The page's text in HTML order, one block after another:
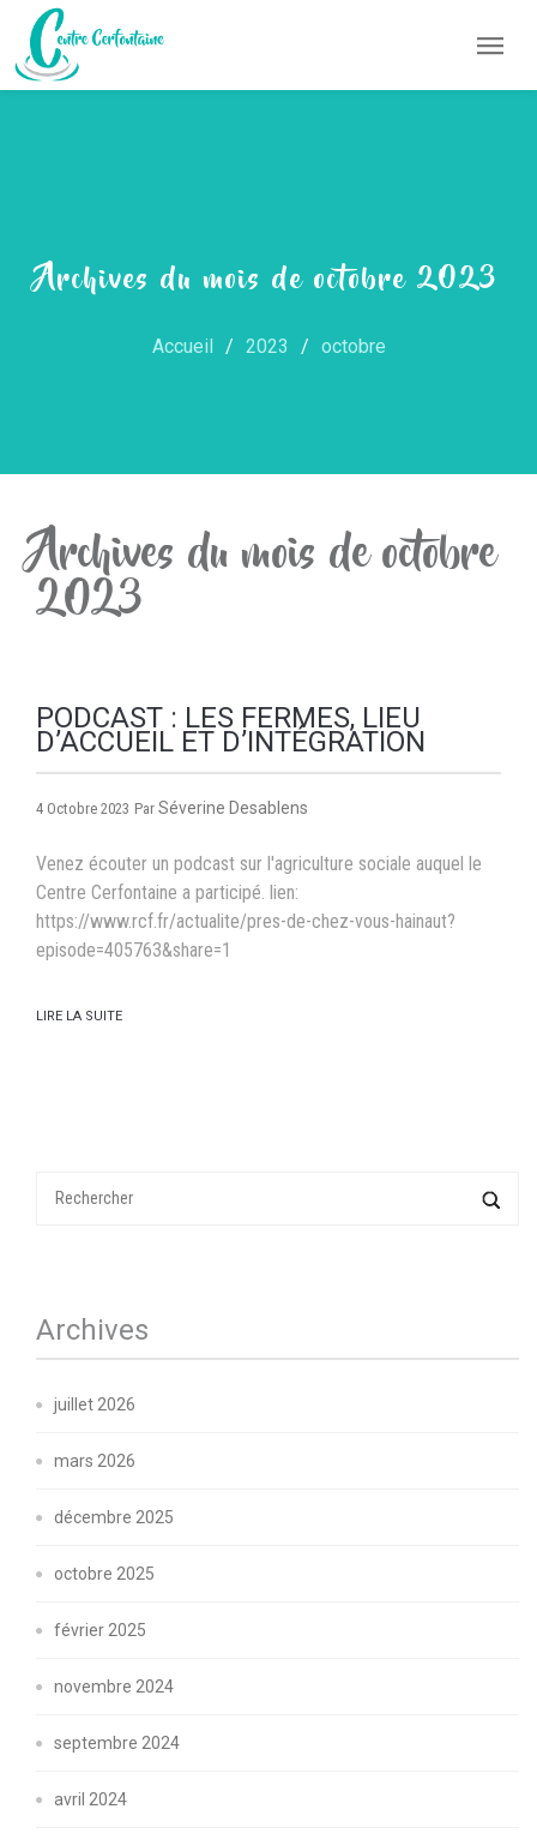
Archives du mois de octobre 2023
Accueil 2023 octobre
Archives du mois de octobre
2023
PODCAST : LES FERMES, LIEU
D’ACCUEIL ET D’INTÉGRATION
4 Octobre 2023 Par Séverine Desablens
Venez écouter un podcast sur l'agriculture sociale auquel le
Centre Cerfontaine a participé. lien:
https://www.rcf.fr/actualite/pres-de-chez-vous-hainaut?
episode=405763&share=1
LIRE LA SUITE
Archives
juillet 2026
mars 2026
décembre 2025
octobre 2025
février 2025
novembre 2024
septembre 2024
avril 2024